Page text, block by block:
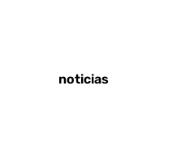
Últimas noticias